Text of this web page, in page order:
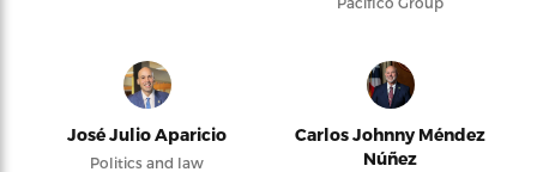
José Julio Aparicio
Politics and law
Carlos Johnny Méndez
Núñez